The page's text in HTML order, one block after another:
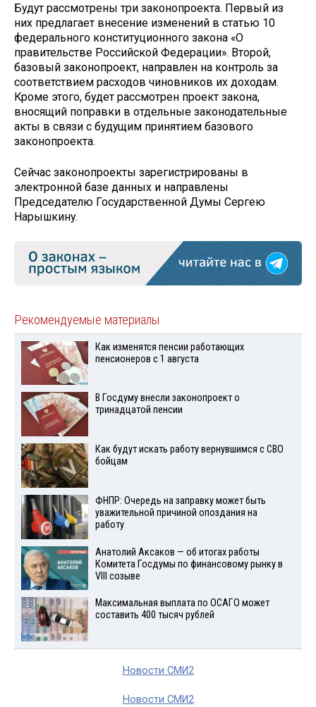
Будут рассмотрены три законопроекта. Первый из
них предлагает внесение изменений в статью 10
федерального конституционного закона «О
правительстве Российской Федерации». Второй,
базовый законопроект, направлен на контроль за
соответствием расходов чиновников их доходам.
Кроме этого, будет рассмотрен проект закона,
вносящий поправки в отдельные законодательные
акты в связи с будущим принятием базового
законопроекта.
Сейчас законопроекты зарегистрированы в
электронной базе данных и направлены
Председателю Государственной Думы Сергею
Нарышкину.
Рекомендуемые материалы
Как изменятся пенсии работающих
пенсионеров с 1 августа
В Госдуму внесли законопроект о
тринадцатой пенсии
Как будут искать работу вернувшимся с СВО
бойцам
ФНПР: Очередь на заправку может быть
уважительной причиной опоздания на
работу
Анатолий Аксаков — об итогах работы
Комитета Госдумы по финансовому рынку в
VIII созыве
Максимальная выплата по ОСАГО может
составить 400 тысяч рублей
Новости СМИ2
Новости СМИ2